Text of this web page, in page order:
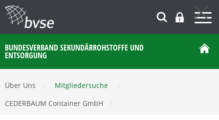
BUNDESVERBAND SEKUNDÄRROHSTOFFE UND
ENTSORGUNG
Über Uns Mitgliedersuche
CEDERBAUM Container GmbH